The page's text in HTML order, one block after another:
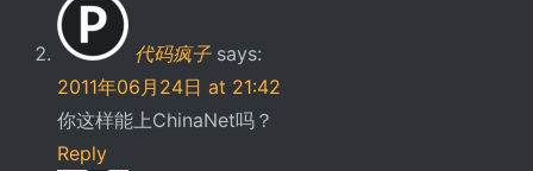
代码疯子 says:
2011年06月24日 at 21:42
你这样能上ChinaNet吗？
Reply